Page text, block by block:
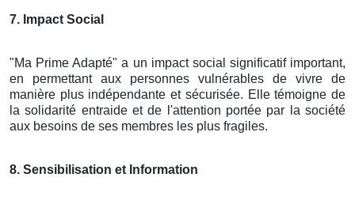
7. Impact Social
"Ma Prime Adapté" a un impact social significatif important,
en permettant aux personnes vulnérables de vivre de
manière plus indépendante et sécurisée. Elle témoigne de
la solidarité entraide et de l'attention portée par la société
aux besoins de ses membres les plus fragiles.
8. Sensibilisation et Information